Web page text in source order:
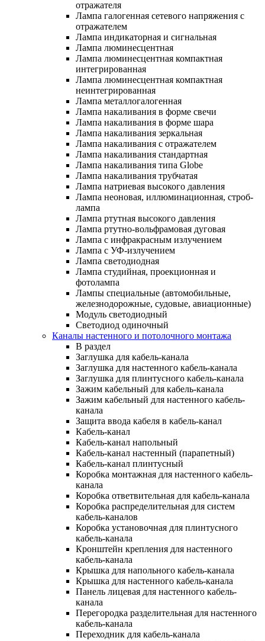
отражателя
Лампа галогенная сетевого напряжения с
отражателем
Лампа индикаторная и сигнальная
Лампа люминесцентная
Лампа люминесцентная компактная
интегрированная
Лампа люминесцентная компактная
неинтегрированная
Лампа металлогалогенная
Лампа накаливания в форме свечи
Лампа накаливания в форме шара
Лампа накаливания зеркальная
Лампа накаливания с отражателем
Лампа накаливания стандартная
Лампа накаливания типа Globe
Лампа накаливания трубчатая
Лампа натриевая высокого давления
Лампа неоновая, иллюминационная, строб-
лампа
Лампа ртутная высокого давления
Лампа ртутно-вольфрамовая дуговая
Лампа с инфракрасным излучением
Лампа с УФ-излучением
Лампа светодиодная
Лампа студийная, проекционная и
фотолампа
Лампы специальные (автомобильные,
железнодорожные, судовые, авиационные)
Модуль светодиодный
Светодиод одиночный
Каналы настенного и потолочного монтажа
В раздел
Заглушка для кабель-канала
Заглушка для настенного кабель-канала
Заглушка для плинтусного кабель-канала
Зажим кабельный для кабель-канала
Зажим кабельный для настенного кабель-
канала
Защита ввода кабеля в кабель-канал
Кабель-канал
Кабель-канал напольный
Кабель-канал настенный (парапетный)
Кабель-канал плинтусный
Коробка монтажная для настенного кабель-
канала
Коробка ответвительная для кабель-канала
Коробка распределительная для систем
кабель-каналов
Коробка установочная для плинтусного
кабель-канала
Кронштейн крепления для настенного
кабель-канала
Крышка для напольного кабель-канала
Крышка для настенного кабель-канала
Панель лицевая для настенного кабель-
канала
Перегородка разделительная для настенного
кабель-канала
Переходник для кабель-канала